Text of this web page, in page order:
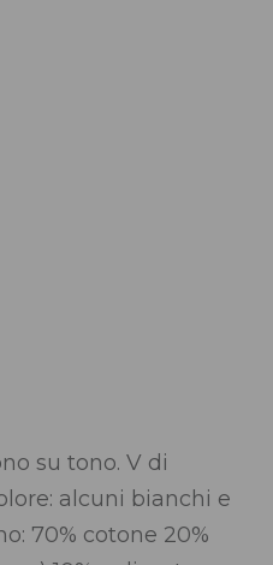
su tono. V di
alcuni bianchi e
70% cotone 20%